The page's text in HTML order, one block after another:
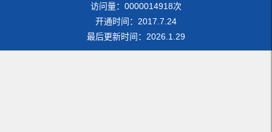
访问量： 0000014918次
开通时间： 2017 7 24
最后更新时间： 2026 1 29